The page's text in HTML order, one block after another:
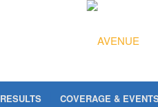
RESULTS COVERAGE &